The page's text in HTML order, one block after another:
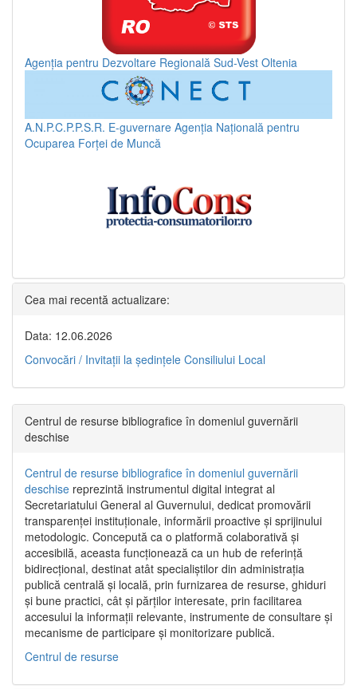
Agenția pentru Dezvoltare Regională Sud-Vest Oltenia
A.N.P.C.P.P.S.R. E-guvernare Agenția Națională pentru
Ocuparea Forței de Muncă
Cea mai recentă actualizare:
Data: 12.06.2026
Convocări / Invitaţii la şedinţele Consiliului Local
Centrul de resurse bibliografice în domeniul guvernării
deschise
Centrul de resurse bibliografice în domeniul guvernării
deschise reprezintă instrumentul digital integrat al
Secretariatului General al Guvernului, dedicat promovării
transparenței instituționale, informării proactive și sprijinului
metodologic. Concepută ca o platformă colaborativă și
accesibilă, aceasta funcționează ca un hub de referință
bidirecțional, destinat atât specialiștilor din administrația
publică centrală și locală, prin furnizarea de resurse, ghiduri
și bune practici, cât și părților interesate, prin facilitarea
accesului la informații relevante, instrumente de consultare și
mecanisme de participare și monitorizare publică.
Centrul de resurse